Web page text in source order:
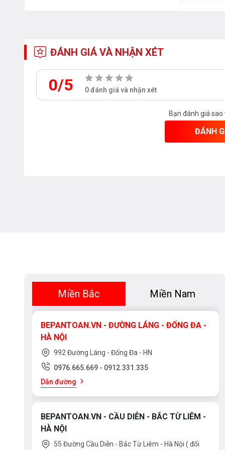
ĐÁNH GIÁ VÀ NHẬN XÉT
0/5 0 đánh giá và nhận xét
Bạn đánh giá sao
ĐÁNH
Miền Bắc Miền Nam
BEPANTOAN.VN - ĐƯỜNG LÁNG - ĐỐNG ĐA -
HÀ NỘI
992 Đường Láng - Đống Đa - HN
0976.665.669 - 0912.331.335
Dẫn đường
BEPANTOAN.VN - CẦU DIỄN - BẮC TỪ LIÊM -
HÀ NỘI
55 Đường Cầu Diễn - Bắc Từ Liêm - Hà Nội ( đối